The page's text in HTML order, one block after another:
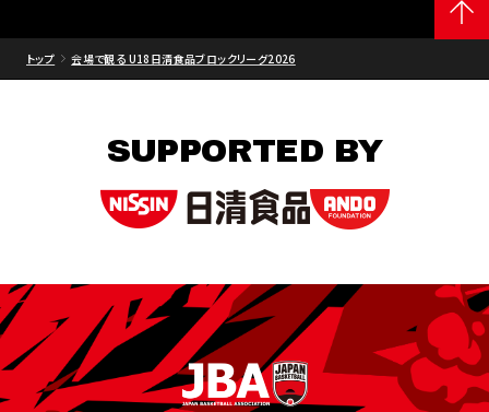
トップ 会場で観る U18日清食品ブロックリーグ2026
SUPPORTED BY